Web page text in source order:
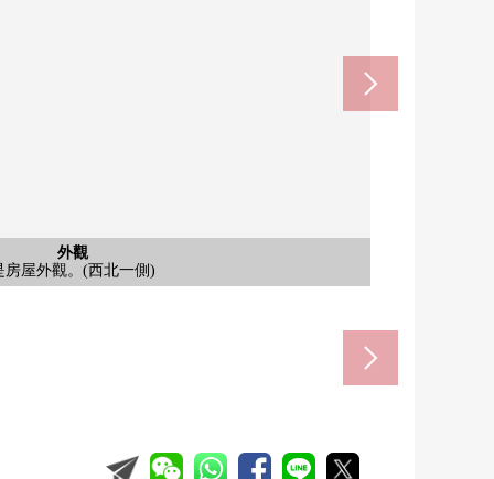
外觀
房屋外觀。(西北一側)
外觀
是房屋外觀。(西側)
外觀
是房屋外觀。(北側)
含有前面道路的外觀
前面道路(北側)
含有前面道路的外觀
前面道路(西側)
外觀
是房屋外觀。(北側)
外觀
房屋外觀。(西北一側)
外觀
是房屋外觀。(西側)
含有前面道路的外觀
前面道路(北側)
含有前面道路的外觀
前面道路(西側)
外觀
房屋外觀。(西北一側)
含有前面道路的外觀
前面道路(西側)
今裡筋線)(約1040m)
步行13分鐘
千日前線)(約1040m)
步行13分鐘
(JR大阪環狀線)(約1360m)
步行17分鐘。
玉出今裡商店(約360m)
步行5分鐘。